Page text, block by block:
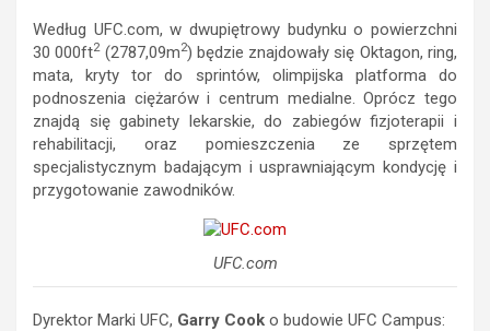
Według UFC.com, w dwupiętrowy budynku o powierzchni
30 000ft2(2787,09m2) będzie znajdowały się Oktagon, ring,
mata, kryty tor do sprintów, olimpijska platforma do
podnoszenia ciężarów i centrum medialne. Oprócz tego
znajdą się gabinety lekarskie, do zabiegów fizjoterapii i
rehabilitacji, oraz pomieszczenia ze sprzętem
specjalistycznym badającym i usprawniającym kondycję i
przygotowanie zawodników.
UFC.com
Dyrektor Marki UFC, Garry Cook o budowie UFC Campus: